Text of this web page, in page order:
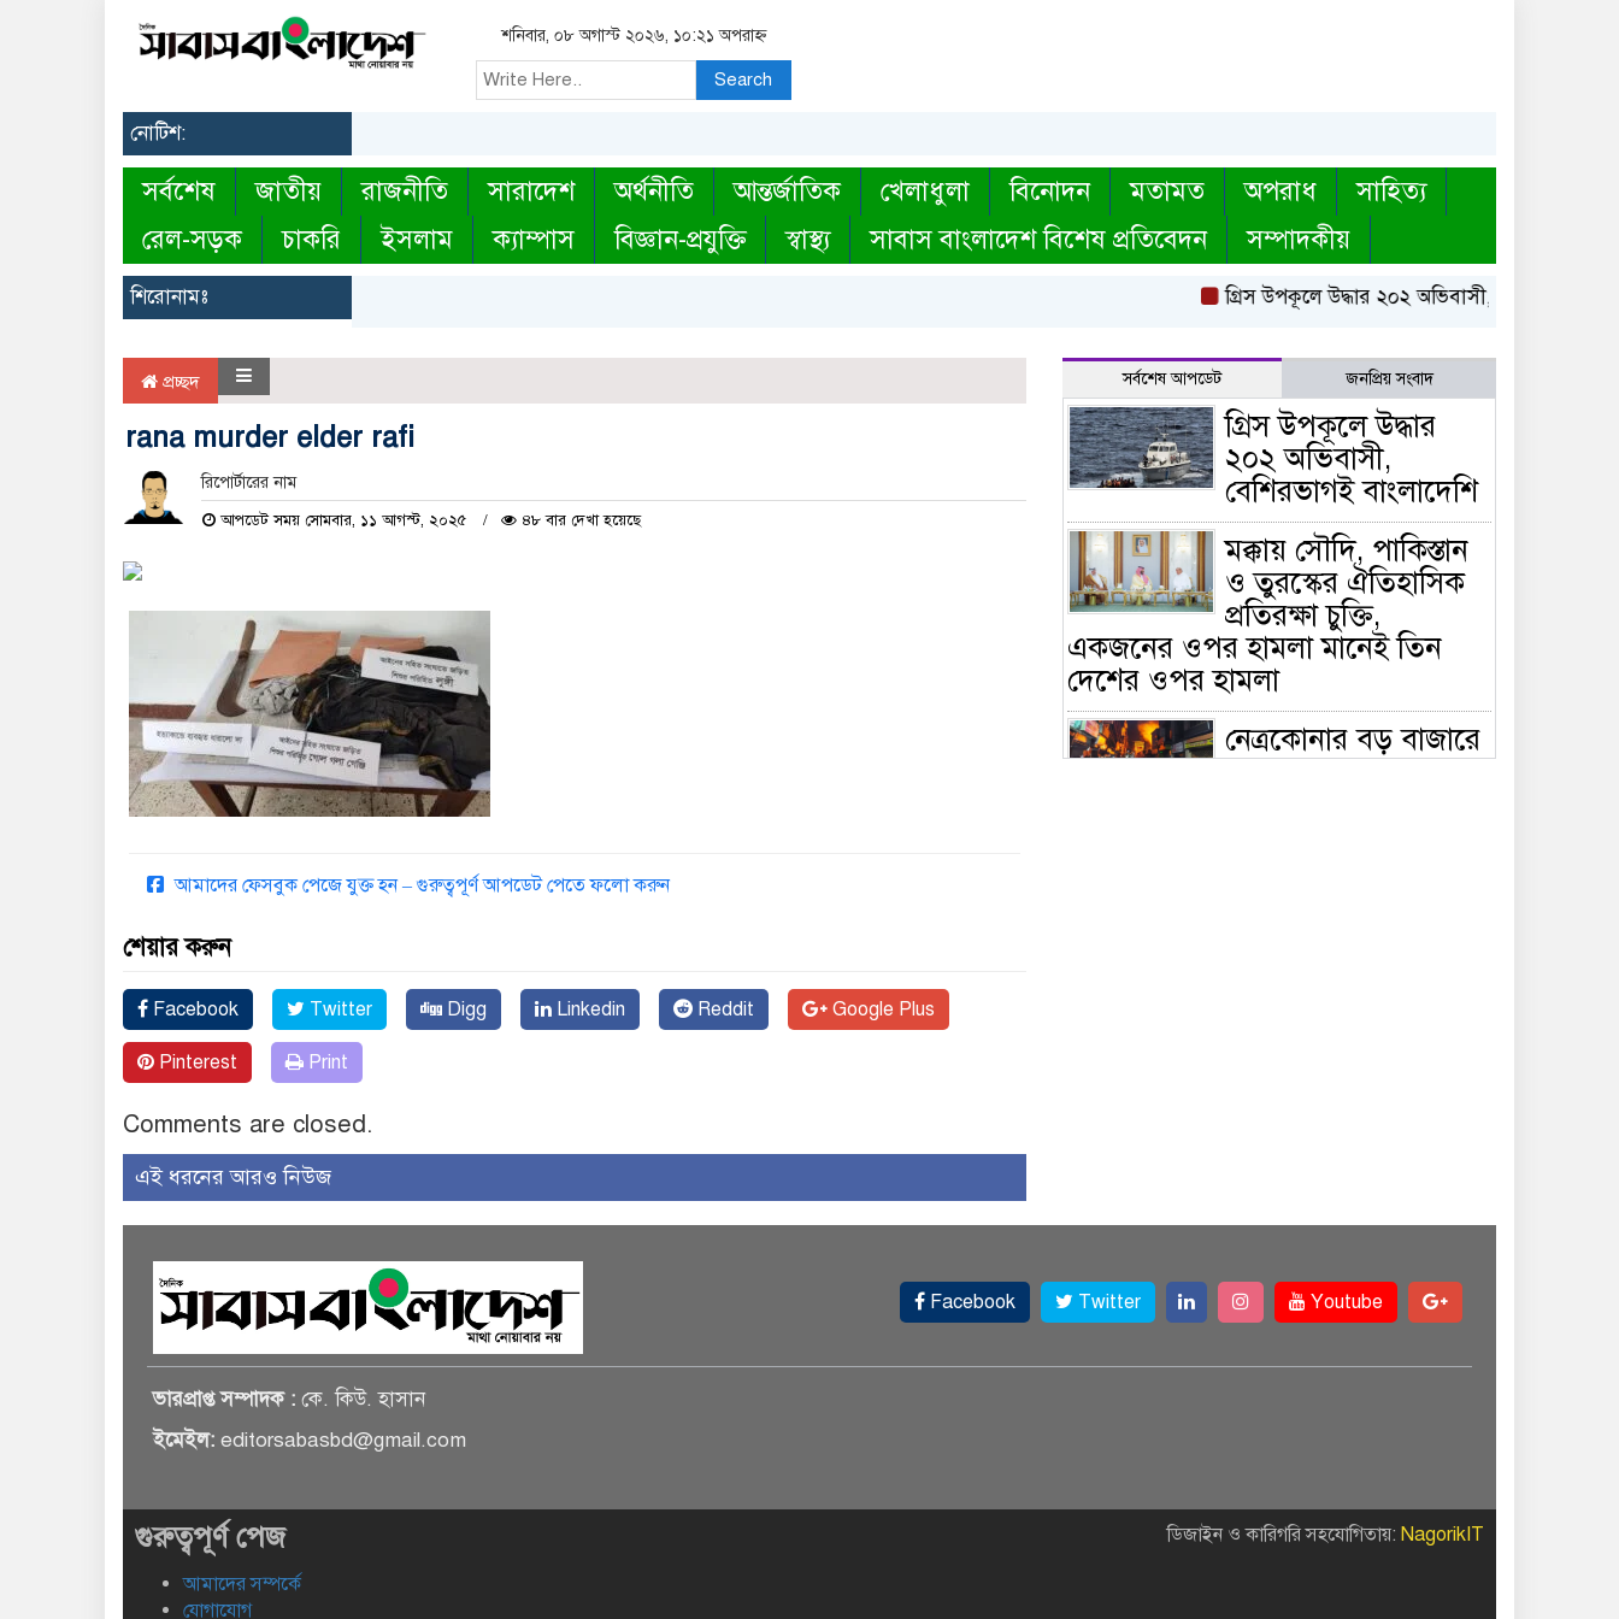
শনিবার, ০৮ অগাস্ট ২০২৬, ১০:২১ অপরাহ্ন
Search
নোটিশ:
সর্বশেষ জাতীয় রাজনীতি সারাদেশ অর্থনীতি আন্তর্জাতিক খেলাধুলা বিনোদন মতামত অপরাধ
সাহিত্য
রেল-সড়ক
চাকরি ইসলাম ক্যাম্পাস বিজ্ঞান-প্রযুক্তি স্বাস্থ্য সাবাস বাংলাদেশ বিশেষ প্রতিবেদন সম্পাদকীয়
শিরোনামঃ গ্রিস উপকূলে উদ্ধার ২০২ অভিবাসী, বেশিরভাগই
প্রচ্ছদ
rana murder elder rafi
রিপোর্টারের নাম
আপডেট সময় সোমবার, ১১ আগস্ট, ২০২৫ ৪৮ বার দেখা হয়েছে
আমাদের ফেসবুক পেজে যুক্ত হন – গুরুত্বপূর্ণ আপডেট পেতে ফলো করুন
শেয়ার করুন
Facebook Twitter Digg Linkedin Reddit Google Plus
Pinterest Print
Comments are closed.
এই ধরনের আরও নিউজ
সর্বশেষ আপডেট জনপ্রিয় সংবাদ
গ্রিস উপকূলে উদ্ধার
২০২ অভিবাসী,
বেশিরভাগই বাংলাদেশি
মক্কায় সৌদি, পাকিস্তান
ও তুরস্কের ঐতিহাসিক
প্রতিরক্ষা চুক্তি,
একজনের ওপর হামলা মানেই তিন
দেশের ওপর হামলা
নেত্রকোনার বড় বাজারে
ভয়াবহ আগুন, পুড়ছে ৫
ঢল
সেমিকন্ডাক্টর খাতে
সুখবর, আসছে বিশেষ
শিল্প, বড় বিনিয়োগ
Facebook Twitter Youtube
ভারপ্রাপ্ত সম্পাদক : কে. কিউ. হাসান
ইমেইল: editorsabasbd@gmail.com
গুরুত্বপূর্ণ পেজ
আমাদের সম্পর্কে
যোগাযোগ
ডিজাইন ও কারিগরি সহযোগিতায়: NagorikIT